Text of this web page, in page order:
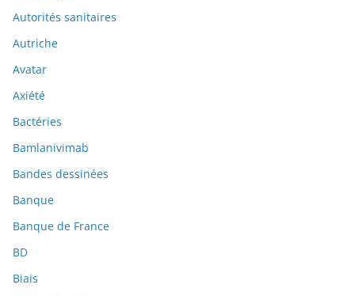
Autorités sanitaires
Autriche
Avatar
Axiété
Bactéries
Bamlanivimab
Bandes dessinées
Banque
Banque de France
BD
Biais